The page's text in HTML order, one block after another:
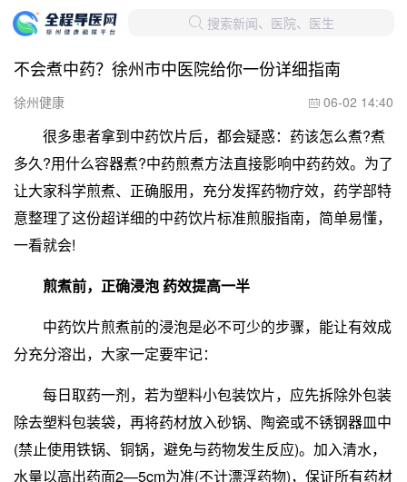
 搜索新闻、医院、医生
不会煮中药？徐州市中医院给你一份详细指南
徐州健康  06-02 14:40
很多患者拿到中药饮片后，都会疑惑：药该怎么煮?煮
多久?用什么容器煮?中药煎煮方法直接影响中药药效。为了
让大家科学煎煮、正确服用，充分发挥药物疗效，药学部特
意整理了这份超详细的中药饮片标准煎服指南，简单易懂，
一看就会!
煎煮前， 正确浸泡 药效提高一半
中药饮片煎煮前的浸泡是必不可少的步骤，能让有效成
分充分溶出，大家一定要牢记：
每日取药一剂，若为塑料小包装饮片，应先拆除外包装
除去塑料包装袋，再将药材放入砂锅、陶瓷或不锈钢器皿中
(禁止使用铁锅、铜锅，避免与药物发生反应)。加入清水，
水量以高出药面2—5cm为准(不计漂浮药物)，保证所有药材